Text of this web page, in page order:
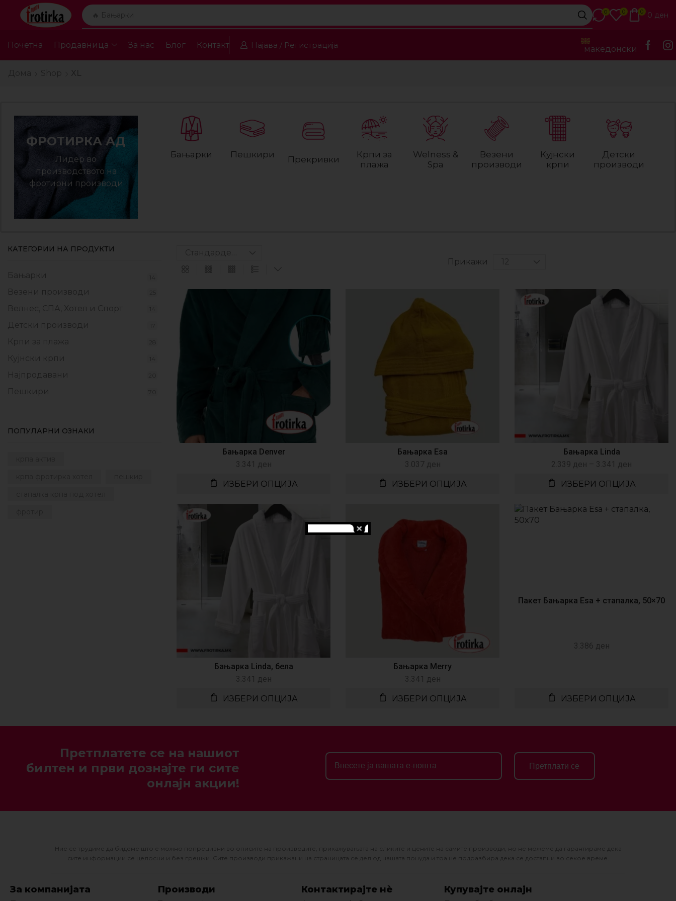
🔥 Бањарки 0 0 0 0 ден
Почетна Продавница За нас Блог Контакт Најава / Регистрација македонски
ФРОТИРКА АД
Лидер во
производството на
фротирни производи
Бањарки Пешкири
Прекривки
Крпи за
плажа
Welness &
Spa
Везени
производи
Кујнски
крпи
Детски
производи
КАТЕГОРИИ НА ПРОДУКТИ
Бањарки
Везени производи
Велнес, СПА, Хотел и Спорт
Детски производи
Крпи за плажа
Кујнски крпи
Најпродавани
Пешкири
ПОПУЛАРНИ ОЗНАКИ
Прикажи
Бањарка Denver
3.341 ден
ИЗБЕРИ ОПЦИЈА
Бањарка Esa
3.037 ден
ИЗБЕРИ ОПЦИЈА
Бањарка Linda
2.339 ден – 3.341 ден
ИЗБЕРИ ОПЦИЈА
Бањарка Linda, бела
3.341 ден
ИЗБЕРИ ОПЦИЈА
Бањарка Merry
3.341 ден
ИЗБЕРИ ОПЦИЈА
Пакет Бањарка Esa + стапалка, 50×70
3.386 ден
ИЗБЕРИ ОПЦИЈА
Претплатете се на нашиот
билтен и први дознајте ги сите
онлајн акции!
Претплати се
Ние се трудиме да бидеме што е можно попрецизни во описите на производите, прикажувањата на сликите и цените на самите производи, но не можеме да гарантираме дека
сите информации се целосни и без грешки. Сите производи прикажани на страницата се дел од нашата понуда и тоа не подразбира дека се достапни во секое време.
За компанијата Производи Контактирајте нè Купувајте онлајн